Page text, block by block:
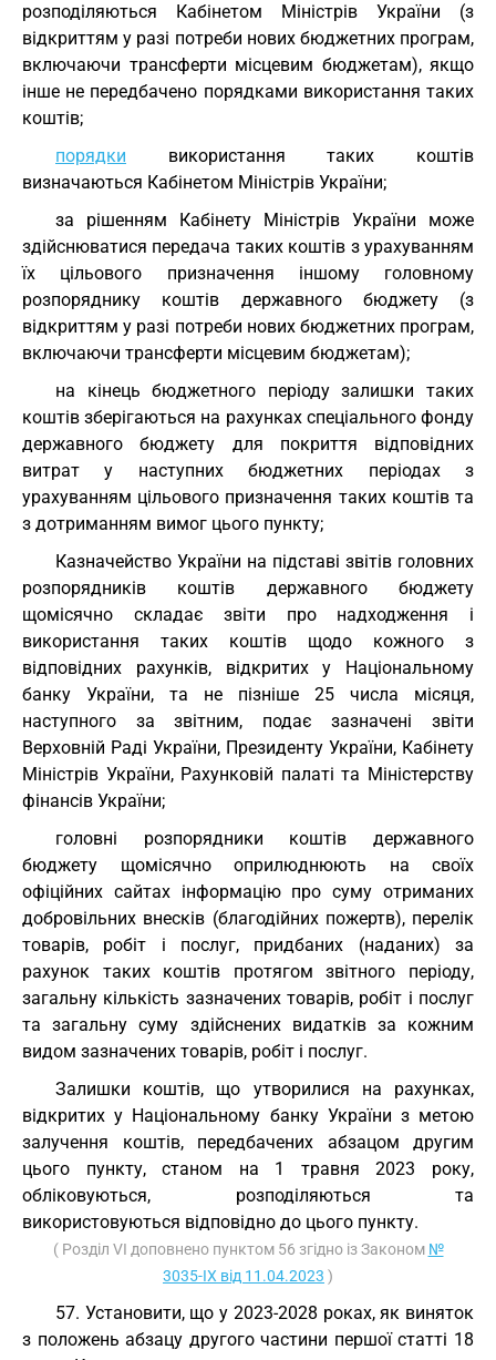
розподіляються Кабінетом Міністрів України (з
відкриттям у разі потреби нових бюджетних програм,
включаючи трансферти місцевим бюджетам), якщо
інше не передбачено порядками використання таких
коштів;
порядки використання таких коштів
визначаються Кабінетом Міністрів України;
за рішенням Кабінету Міністрів України може
здійснюватися передача таких коштів з урахуванням
їх цільового призначення іншому головному
розпоряднику коштів державного бюджету (з
відкриттям у разі потреби нових бюджетних програм,
включаючи трансферти місцевим бюджетам);
на кінець бюджетного періоду залишки таких
коштів зберігаються на рахунках спеціального фонду
державного бюджету для покриття відповідних
витрат у наступних бюджетних періодах з
урахуванням цільового призначення таких коштів та
з дотриманням вимог цього пункту;
Казначейство України на підставі звітів головних
розпорядників коштів державного бюджету
щомісячно складає звіти про надходження і
використання таких коштів щодо кожного з
відповідних рахунків, відкритих у Національному
банку України, та не пізніше 25 числа місяця,
наступного за звітним, подає зазначені звіти
Верховній Раді України, Президенту України, Кабінету
Міністрів України, Рахунковій палаті та Міністерству
фінансів України;
головні розпорядники коштів державного
бюджету щомісячно оприлюднюють на своїх
офіційних сайтах інформацію про суму отриманих
добровільних внесків (благодійних пожертв), перелік
товарів, робіт і послуг, придбаних (наданих) за
рахунок таких коштів протягом звітного періоду,
загальну кількість зазначених товарів, робіт і послуг
та загальну суму здійснених видатків за кожним
видом зазначених товарів, робіт і послуг.
Залишки коштів, що утворилися на рахунках,
відкритих у Національному банку України з метою
залучення коштів, передбачених абзацом другим
цього пункту, станом на 1 травня 2023 року,
обліковуються, розподіляються та
використовуються відповідно до цього пункту.
( Розділ VI доповнено пунктом 56 згідно із Законом №
3035-IX від 11.04.2023 )
57. Установити, що у 2023-2028 роках, як виняток
з положень абзацу другого частини першої статті 18